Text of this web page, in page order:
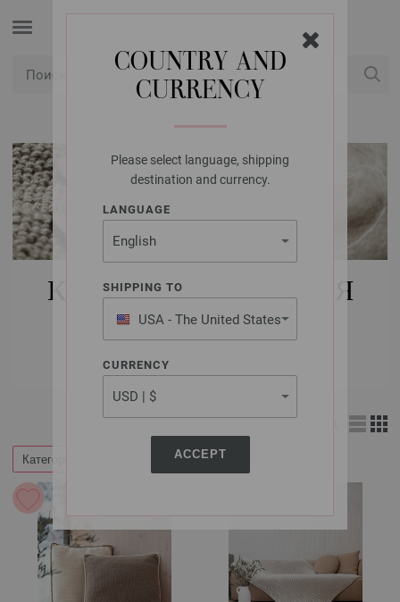
COUNTRY AND
CURRENCY
Please select language, shipping
destination and currency.
LANGUAGE
SHIPPING TO
USA - The United States
of America
CURRENCY
ACCEPT
КУПИТЬ НАБОРЫ ДЛЯ
ВЯЗАНИЯ FILATI
ИНТЕРЬЕР
Категории Фильтр по